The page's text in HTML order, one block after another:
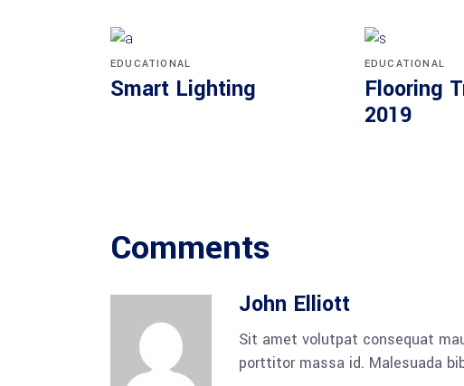
EDUCATIONAL
Smart Lighting
EDUCATIONAL
Flooring
2019
Comments
John Elliott
Sit amet volutpat consequat
porttitor massa id. Malesuada